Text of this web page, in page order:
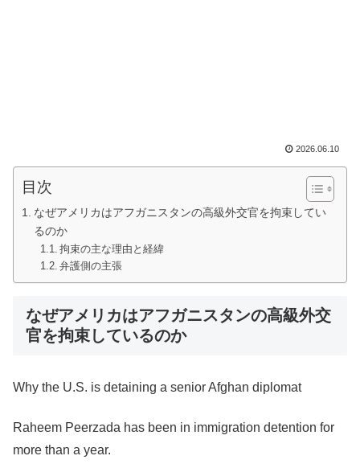
2026.06.10
目次
なぜアメリカはアフガニスタンの高級外交官を拘束してい
るのか
拘束の主な理由と経緯
弁護側の主張
なぜアメリカはアフガニスタンの高級外交
官を拘束しているのか
Why the U.S. is detaining a senior Afghan diplomat
Raheem Peerzada has been in immigration detention for
more than a year.